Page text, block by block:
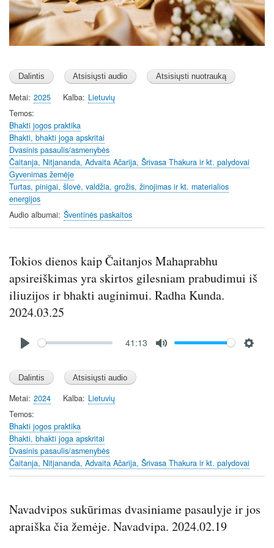
Metai 2025 Kalba
Lietuvių
Temos
Bhakti jogos praktika
Bhakti, bhakti joga apskritai
Dvasinis pasaulis/asmenybės
Čaitanja, Nitjananda, Advaita Ačarija, Šrivasa Thakura ir kt. palydovai
Gyvenimas žemėje
Turtas, pinigai, šlovė, valdžia, grožis, žinojimas ir kt. materialios
energijos
Audio albumai Šventinės paskaitos
Tokios dienos kaip Čaitanjos Mahaprabhu
apsireiškimas yra skirtos gilesniam prabudimui iš
iliuzijos ir bhakti auginimui. Radha Kunda.
2024.03.25
l
a
y
41:13
Metai 2024 Kalba Lietuvių
Temos
Bhakti jogos praktika
Bhakti, bhakti joga apskritai
Dvasinis pasaulis/asmenybės
Čaitanja, Nitjananda, Advaita Ačarija, Šrivasa Thakura ir kt. palydovai
Navadvipos sukūrimas dvasiniame pasaulyje ir jos
apraiška čia žemėje. Navadvipa. 2024.02.19